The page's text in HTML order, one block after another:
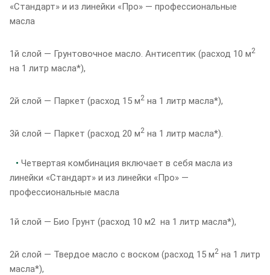
«Стандарт» и из линейки «Про» — профессиональные
масла
1й слой — Грунтовочное масло. Антисептик (расход 10 м2
на 1 литр масла*),
2й слой — Паркет (расход 15 м2 на 1 литр масла*),
3й слой — Паркет (расход 20 м2 на 1 литр масла*).
• Четвертая комбинация включает в себя масла из
линейки «Стандарт» и из линейки «Про» —
профессиональные масла
1й слой — Био Грунт (расход 10 м2 на 1 литр масла*),
2й слой — Твердое масло с воском (расход 15 м2 на 1 литр
масла*),